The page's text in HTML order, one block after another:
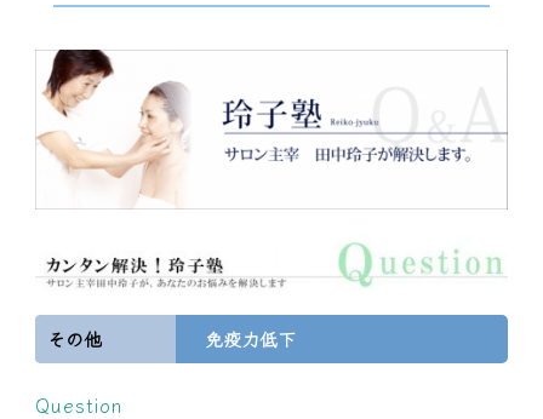
その他 免疫力低下
Question